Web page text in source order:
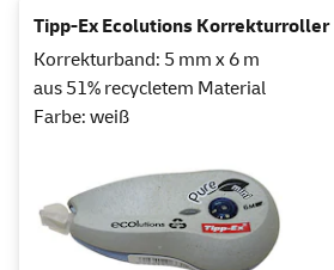
Tipp-Ex Ecolutions Korrekturroller
Korrekturband: 5 mm x 6 m
aus 51% recycletem Material
Farbe: weiß